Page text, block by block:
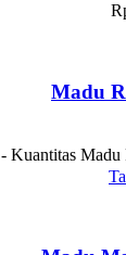
Madu
- Kuantitas